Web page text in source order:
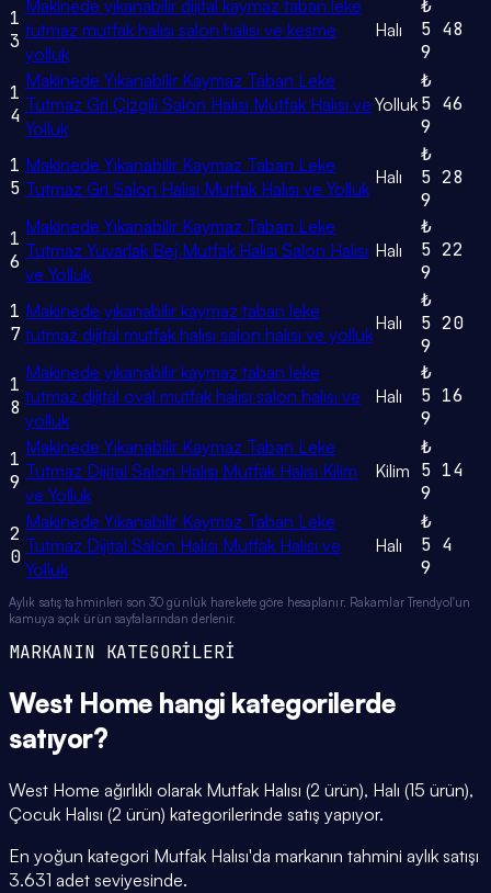
1
3
Makinede yıkanabilir dijital kaymaz taban leke
tutmaz mutfak halısı salon halısı ve kesme
yolluk
Halı
₺
5
9
48
1
4
Makinede Yıkanabilir Kaymaz Taban Leke
Tutmaz Gri Çizgili Salon Halısı Mutfak Halısı ve
Yolluk
Yolluk
₺
5
9
46
1
5
Makinede Yıkanabilir Kaymaz Taban Leke
Tutmaz Gri Salon Halısı Mutfak Halısı ve Yolluk
Halı
₺
5
9
28
1
6
Makinede Yıkanabilir Kaymaz Taban Leke
Tutmaz Yuvarlak Bej Mutfak Halısı Salon Halısı
ve Yolluk
Halı
₺
5
9
22
1
7
Makinede yıkanabilir kaymaz taban leke
tutmaz dijital mutfak halısı salon halısı ve yolluk
Halı
₺
5
9
20
1
8
Makinede yıkanabilir kaymaz taban leke
tutmaz dijital oval mutfak halısı salon halısı ve
yolluk
Halı
₺
5
9
16
1
9
Makinede Yıkanabilir Kaymaz Taban Leke
Tutmaz Dijital Salon Halısı Mutfak Halısı Kilim
ve Yolluk
Kilim
₺
5
9
14
2
0
Makinede Yıkanabilir Kaymaz Taban Leke
Tutmaz Dijital Salon Halısı Mutfak Halısı ve
Yolluk
Halı
₺
5
9
4
Aylık satış tahminleri son 30 günlük harekete göre hesaplanır. Rakamlar Trendyol'un
kamuya açık ürün sayfalarından derlenir.
MARKANIN KATEGORİLERİ
West Home hangi kategorilerde
satıyor?
West Home ağırlıklı olarak Mutfak Halısı (2 ürün), Halı (15 ürün),
Çocuk Halısı (2 ürün) kategorilerinde satış yapıyor.
En yoğun kategori Mutfak Halısı'da markanın tahmini aylık satışı
3.631 adet seviyesinde.